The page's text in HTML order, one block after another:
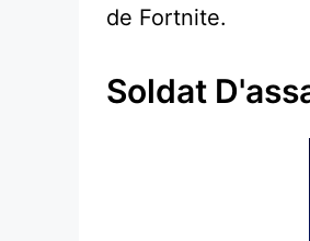
de Fortnite.
Soldat